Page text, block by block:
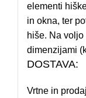
elementi
in okna, ter
hiše. Na
dimenzijami
DOSTAVA:
Vrtne in